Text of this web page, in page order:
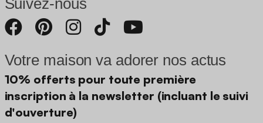
Suivez-nous
Votre maison va adorer nos actus
10% offerts pour toute première
inscription à la newsletter (incluant le suivi
d'ouverture)